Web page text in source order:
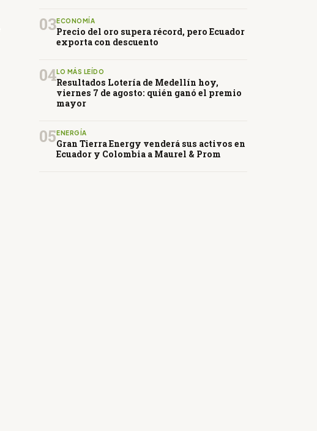
03ECONOMÍA
Precio del oro supera récord, pero Ecuador
exporta con descuento
04LO MÁS LEÍDO
Resultados Lotería de Medellín hoy,
viernes 7 de agosto: quién ganó el premio
mayor
05 ENERGÍA
Gran Tierra Energy venderá sus activos en
Ecuador y Colombia a Maurel & Prom